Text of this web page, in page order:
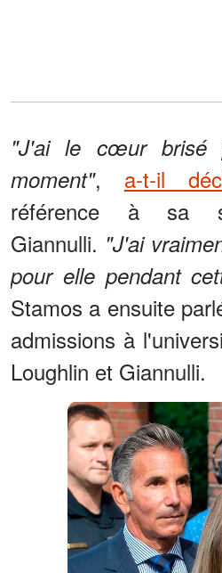
"J'ai le cœur brisé
moment", a-t-il
référence à sa
Giannulli. "J'ai
pour elle pendant
Stamos a ensuite
admissions à
Loughlin et Giannulli.